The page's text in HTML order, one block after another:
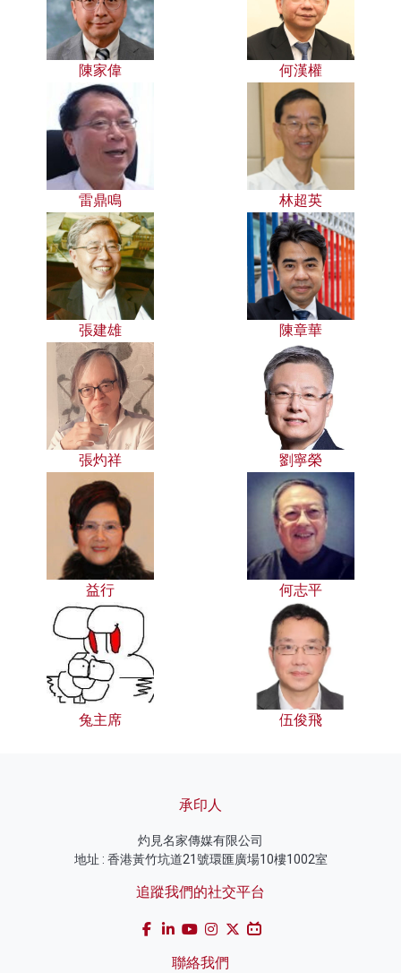
陳家偉 何漢權
雷鼎鳴 林超英
張建雄 陳章華
張灼祥 劉寧榮
益行 何志平
兔主席 伍俊飛
承印人
灼見名家傳媒有限公司
地址 : 香港黃竹坑道21號環匯廣場10樓1002室
追蹤我們的社交平台
聯絡我們